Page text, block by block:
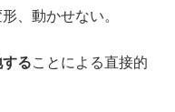
、動かせない。
ることによる直接的